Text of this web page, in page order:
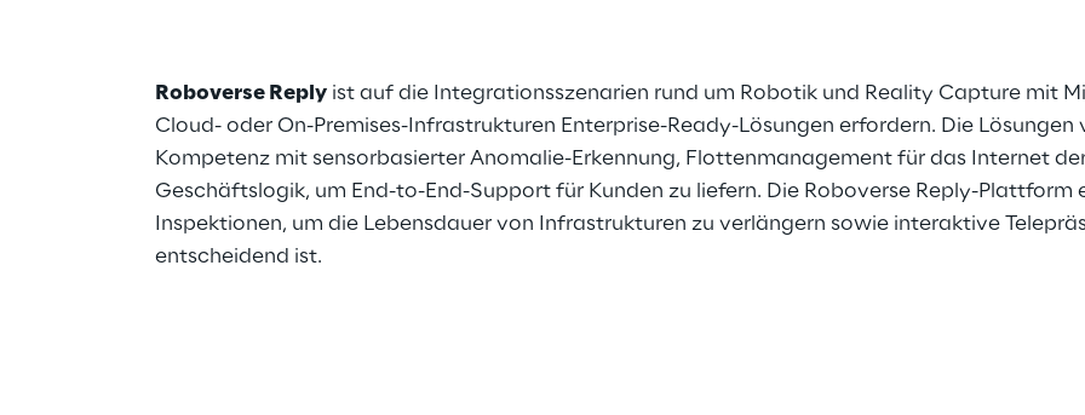
Roboverse Reply ist auf die Integrationsszenarien rund um Robotik und Reality Capture mit
Cloud- oder On-Premises-Infrastrukturen Enterprise-Ready-Lösungen erfordern. Die Lösungen
Kompetenz mit sensorbasierter Anomalie-Erkennung, Flottenmanagement für das Internet
Geschäftslogik, um End-to-End-Support für Kunden zu liefern. Die Roboverse Reply-
Inspektionen, um die Lebensdauer von Infrastrukturen zu verlängern sowie interaktive
entscheidend ist.